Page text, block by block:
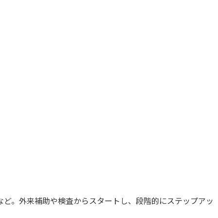
。外来補助や検査からスタートし、段階的にステップアッ